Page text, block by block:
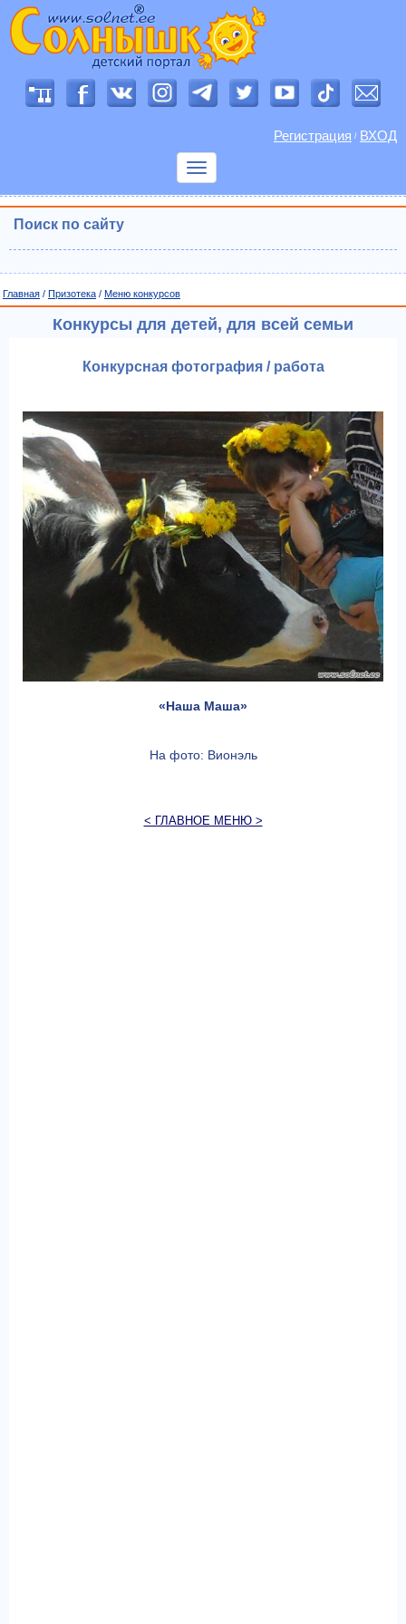
Регистрация / ВХОД
Показать
Поиск по сайту
Главная / Призотека / Меню конкурсов
Конкурсы для детей, для всей семьи
Конкурсная фотография / работа
«Наша Маша»
На фото: Вионэль
< ГЛАВНОЕ МЕНЮ >